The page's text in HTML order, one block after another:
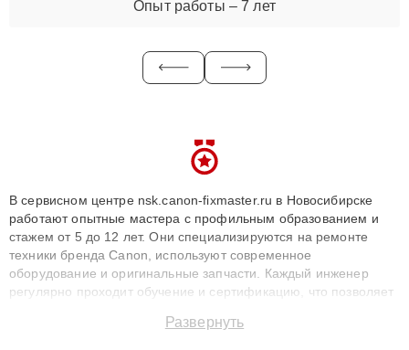
Опыт работы – 7 лет
В сервисном центре nsk.canon-fixmaster.ru в Новосибирске
работают опытные мастера с профильным образованием и
стажем от 5 до 12 лет. Они специализируются на ремонте
техники бренда Canon, используют современное
оборудование и оригинальные запчасти. Каждый инженер
регулярно проходит обучение и сертификацию, что позволяет
технику с сохранением гарантии до 3 лет. Наши мастера
Развернуть